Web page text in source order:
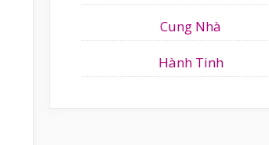
Cung Nhà
Hành Tinh